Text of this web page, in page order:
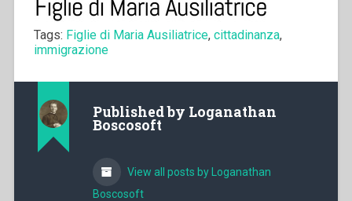
Tags: Figlie di Maria Ausiliatrice, cittadinanza,
immigrazione
Published by Loganathan
Boscosoft
View all posts by Loganathan
Boscosoft